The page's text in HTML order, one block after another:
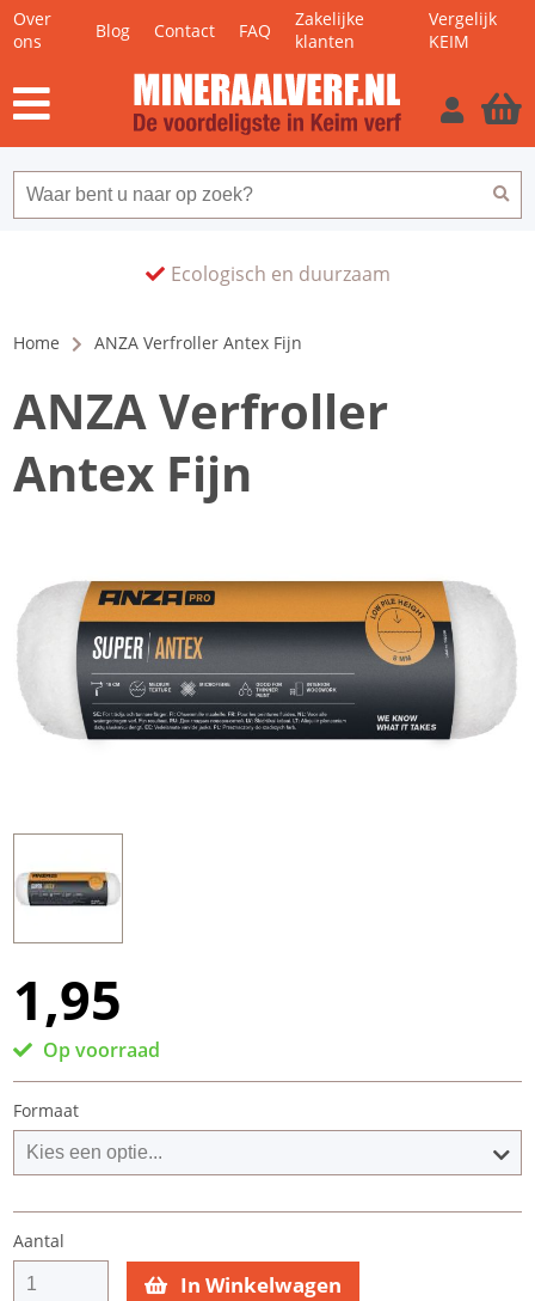
Over
ons
Blog Contact FAQ
Zakelijke
klanten
Vergelijk
KEIM
Ecologisch en duurzaam
Home ANZA Verfroller Antex Fijn
ANZA Verfroller
Antex Fijn
1,95
Op voorraad
Formaat
Aantal
In Winkelwagen